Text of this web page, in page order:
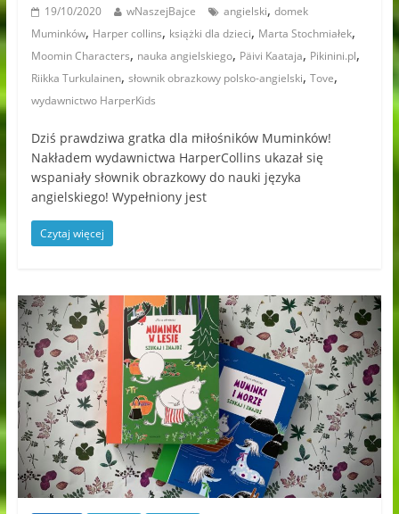
19/10/2020 wNaszejBajce angielski, domek
Muminków, Harper collins, książki dla dzieci, Marta Stochmiałek,
Moomin Characters, nauka angielskiego, Päivi Kaataja, Pikinini.pl,
Riikka Turkulainen, słownik obrazkowy polsko-angielski, Tove,
wydawnictwo HarperKids
Dziś prawdziwa gratka dla miłośników Muminków!
Nakładem wydawnictwa HarperCollins ukazał się
wspaniały słownik obrazkowy do nauki języka
angielskiego! Wypełniony jest
Czytaj więcej